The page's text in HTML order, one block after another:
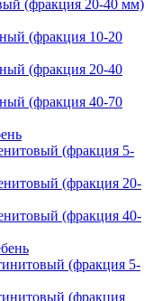
(фракция 20-40 мм)
(фракция 10-20
(фракция 20-40
(фракция 40-70
(фракция 5-
(фракция 20-
(фракция 40-
(фракция 5-
(фракция